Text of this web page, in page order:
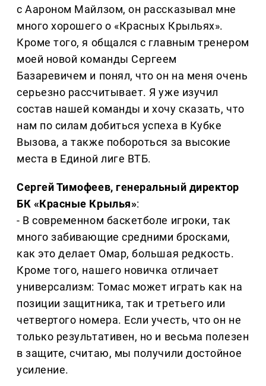
с Аароном Майлзом, он рассказывал мне
много хорошего о «Красных Крыльях».
Кроме того, я общался с главным тренером
моей новой команды Сергеем
Базаревичем и понял, что он на меня очень
серьезно рассчитывает. Я уже изучил
состав нашей команды и хочу сказать, что
нам по силам добиться успеха в Кубке
Вызова, а также побороться за высокие
места в Единой лиге ВТБ.
Сергей Тимофеев, генеральный директор
БК «Красные Крылья»:
- В современном баскетболе игроки, так
много забивающие средними бросками,
как это делает Омар, большая редкость.
Кроме того, нашего новичка отличает
универсализм: Томас может играть как на
позиции защитника, так и третьего или
четвертого номера. Если учесть, что он не
только результативен, но и весьма полезен
в защите, считаю, мы получили достойное
усиление.